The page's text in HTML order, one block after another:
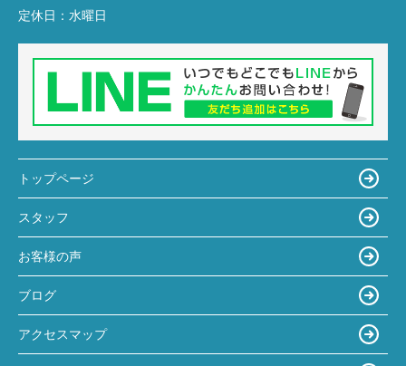
定休日： 水曜日
トップページ
スタッフ
お客様の声
ブログ
アクセスマップ